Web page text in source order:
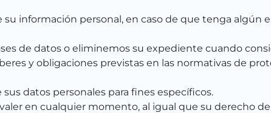
información personal, en caso de que tenga algún
de datos o eliminemos su expediente cuando
y obligaciones previstas en las normativas de
datos personales para fines específicos.
en cualquier momento, al igual que su derecho